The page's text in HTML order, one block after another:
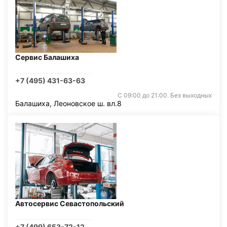
Сервис Балашиха
+7 (495) 431-63-63
С 09:00 до 21:00. Без выходных
Балашиха, Леоновское ш. вл.8
Автосервис Севастопольский